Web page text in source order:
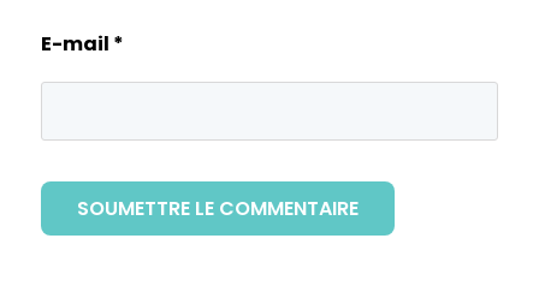
E-mail *
SOUMETTRE LE COMMENTAIRE